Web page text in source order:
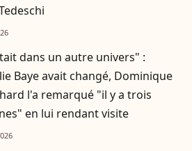
dans un autre univers" :
Baye avait changé, Dominique
l'a remarqué "il y a trois
en lui rendant visite